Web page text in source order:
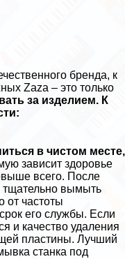
бренда, к
Zaza – это только
за изделием. К
в чистом месте,
зависит здоровье
всего. После
тщательно вымыть
от частоты
его службы. Если
и качество удаления
пластины. Лучший
станка под